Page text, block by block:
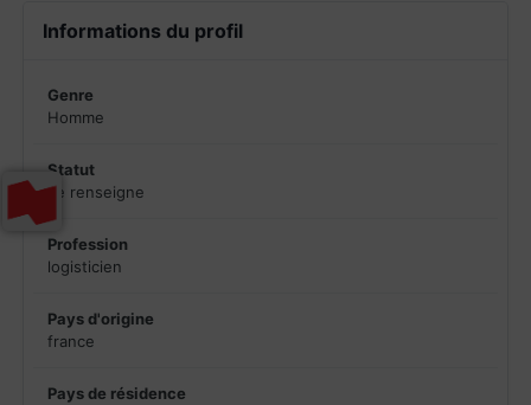
Informations du profil
Genre
Homme
Statut
se renseigne
Profession
logisticien
Pays d'origine
france
Pays de résidence